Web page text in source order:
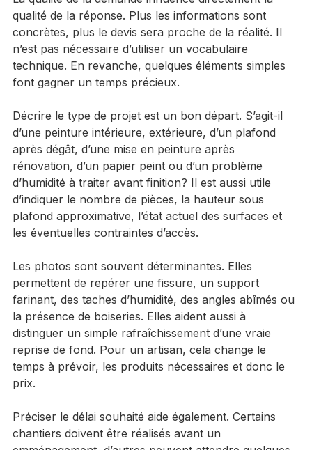
précis
La qualité de la demande influence directement la
qualité de la réponse. Plus les informations sont
concrètes, plus le devis sera proche de la réalité. Il
technique. En revanche, quelques éléments simples
font gagner un temps précieux.
Décrire le type de projet est un bon départ. S’agit-il
d’une peinture intérieure, extérieure, d’un plafond
après dégât, d’une mise en peinture après
rénovation, d’un papier peint ou d’un problème
d’humidité à traiter avant finition? Il est aussi utile
plafond approximative, l’état actuel des surfaces et
les éventuelles contraintes d’accès.
Les photos sont souvent déterminantes. Elles
permettent de repérer une fissure, un support
farinant, des taches d’humidité, des angles abîmés ou
la présence de boiseries. Elles aident aussi à
distinguer un simple rafraîchissement d’une vraie
temps à prévoir, les produits nécessaires et donc le
prix.